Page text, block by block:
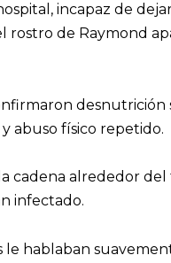
incapaz de
rostro de Raymond
desnutrición
abuso físico repetido.
la cadena alrededor
infectado.
le hablaban